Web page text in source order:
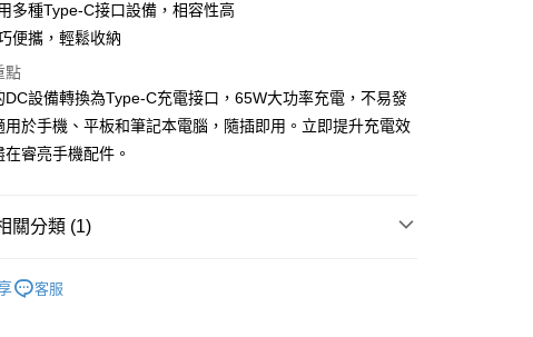
付
貨付款
全家取貨
多種Type-C接口設備，相容性高
便攜，輕鬆收納
點
DC設備轉換為Type-C充電接口，65W大功率充電，不易發
用於手機、平板和筆記本電腦，隨插即用。立即提升充電效
在睿亮手機配件。
關分類 (1)
客服